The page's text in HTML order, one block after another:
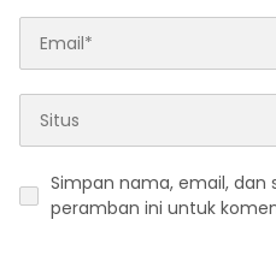
Simpan nama, email, dan
peramban ini untuk